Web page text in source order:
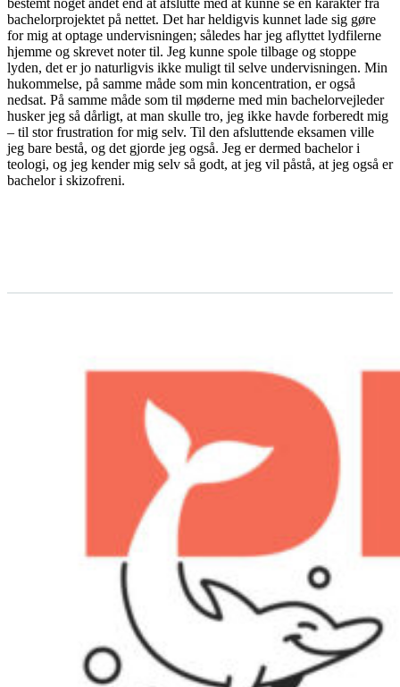
bachelorprojektet på nettet. Det har heldigvis kunnet lade sig gøre
for mig at optage undervisningen; således har jeg aflyttet lydfilerne
hjemme og skrevet noter til. Jeg kunne spole tilbage og stoppe
lyden, det er jo naturligvis ikke muligt til selve undervisningen. Min
hukommelse, på samme måde som min koncentration, er også
nedsat. På samme måde som til møderne med min bachelorvejleder
husker jeg så dårligt, at man skulle tro, jeg ikke havde forberedt mig
– til stor frustration for mig selv. Til den afsluttende eksamen ville
jeg bare bestå, og det gjorde jeg også. Jeg er dermed bachelor i
teologi, og jeg kender mig selv så godt, at jeg vil påstå, at jeg også er
bachelor i skizofreni.